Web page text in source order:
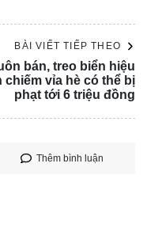
Ngọc Khánh đã
BÀI VIẾT TIẾP THEO
bán, treo biển hiệu
chiếm vỉa hè có thể bị
phạt tới 6 triệu đồng
Thêm bình luận